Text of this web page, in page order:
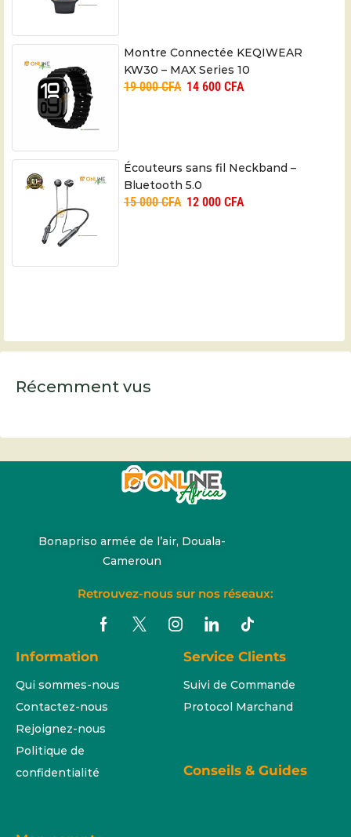
Montre Connectée KEQIWEAR
KW30 – MAX Series 10
19 000CFA 14 600 CFA
Écouteurs sans fil Neckband –
Bluetooth 5.0
15 000CFA 12 000 CFA
Récemment vus
Bonapriso armée de l’air, Douala-
Cameroun
Retrouvez-nous sur nos réseaux:
Information
Qui sommes-nous
Contactez-nous
Rejoignez-nous
Politique de
confidentialité
Service Clients
Suivi de Commande
Protocol Marchand
Conseils & Guides